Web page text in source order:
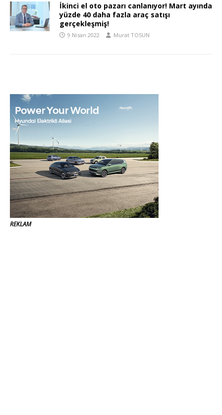
İkinci el oto pazarı canlanıyor! Mart ayında
yüzde 40 daha fazla araç satışı
gerçekleşmiş!
9 Nisan 2022 Murat TOSUN
REKLAM